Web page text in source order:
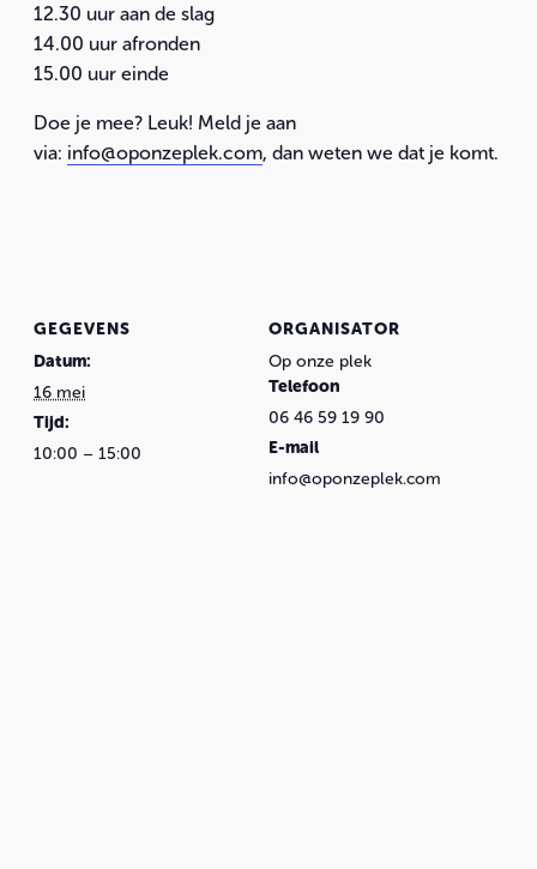
12.30 uur aan de slag
14.00 uur afronden
15.00 uur einde
Doe je mee? Leuk! Meld je aan
via: info@oponzeplek.com, dan weten we dat je komt.
GEGEVENS
Datum:
16 mei
Tijd:
10:00 – 15:00
ORGANISATOR
Op onze plek
Telefoon
06 46 59 19 90
E-mail
info@oponzeplek.com